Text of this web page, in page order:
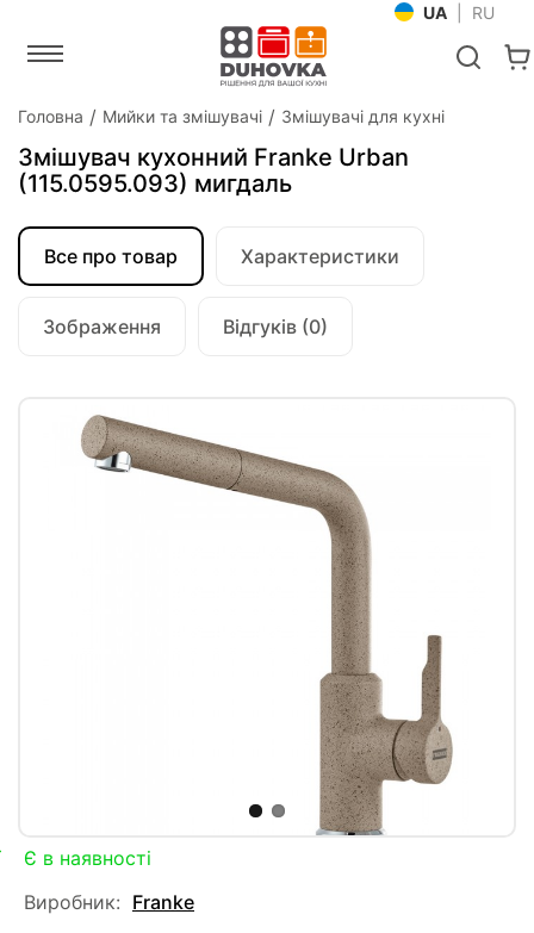
UA RU
Головна Мийки та змішувачі Змішувачі для кухні
Змішувач кухонний Franke Urban
(115.0595.093) мигдаль
Все про товар Характеристики
Зображення Відгуків (0)
Є в наявності
Виробник: Franke